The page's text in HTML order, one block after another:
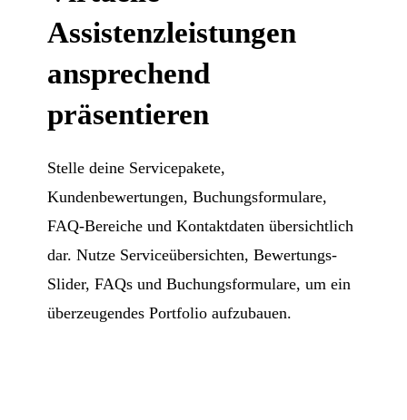
Assistenzleistungen
ansprechend
präsentieren
Stelle deine Servicepakete,
Kundenbewertungen, Buchungsformulare,
FAQ-Bereiche und Kontaktdaten übersichtlich
dar. Nutze Serviceübersichten, Bewertungs-
Slider, FAQs und Buchungsformulare, um ein
überzeugendes Portfolio aufzubauen.